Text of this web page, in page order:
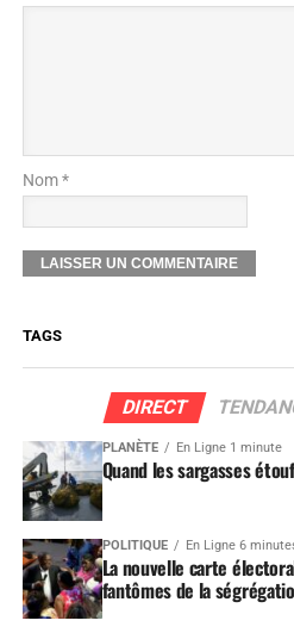
Nom *
TAGS
DIRECT
PLANÈTE En Ligne 1 minute
Quand les sargasses
POLITIQUE En Ligne 6
La nouvelle carte
fantômes de la